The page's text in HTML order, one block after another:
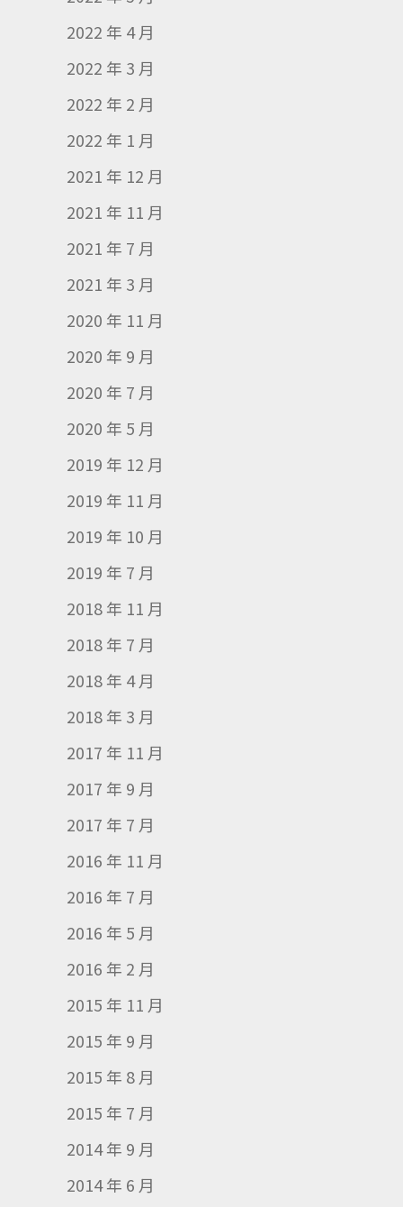
2022 年 4 月
2022 年 3 月
2022 年 2 月
2022 年 1 月
2021 年 12 月
2021 年 11 月
2021 年 7 月
2021 年 3 月
2020 年 11 月
2020 年 9 月
2020 年 7 月
2020 年 5 月
2019 年 12 月
2019 年 11 月
2019 年 10 月
2019 年 7 月
2018 年 11 月
2018 年 7 月
2018 年 4 月
2018 年 3 月
2017 年 11 月
2017 年 9 月
2017 年 7 月
2016 年 11 月
2016 年 7 月
2016 年 5 月
2016 年 2 月
2015 年 11 月
2015 年 9 月
2015 年 8 月
2015 年 7 月
2014 年 9 月
2014 年 6 月